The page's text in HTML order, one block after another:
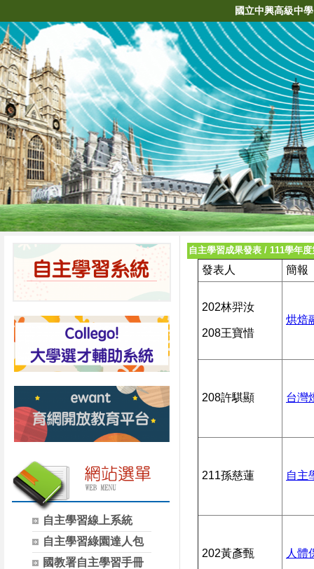
國立中興高級中學
自主學習線上系統
自主學習綠園達人包
國教署自主學習手冊
自主學習成果發表 / 111學年
發表人 簡報
202林羿汝
208王寶惜
烘焙
208許騏顯 台灣
211孫慈蓮 自主
202黃彥甄 人體